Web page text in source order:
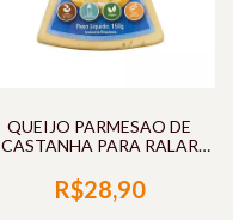
QUEIJO PARMESAO DE
CASTANHA PARA RALAR
R$28,90